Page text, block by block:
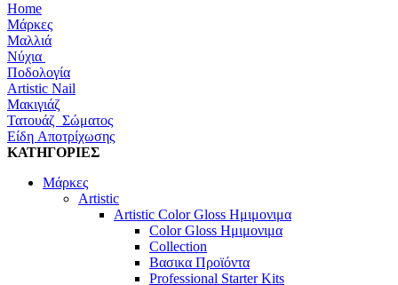
Home
Μάρκες
Μαλλιά
Νύχια
Ποδολογία
Artistic Nail
Μακιγιάζ
Τατουάζ Σώματος
Είδη Αποτρίχωσης
ΚΑΤΗΓΟΡΙΕΣ
Μάρκες
Artistic
Artistic Color Gloss Ημιμονιμα
Color Gloss Ημιμονιμα
Collection
Βασικα Προϊόντα
Professional Starter Kits